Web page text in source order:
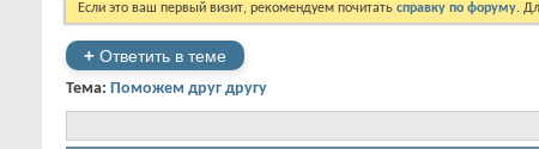
Если это ваш первый визит, рекомендуем почитать справку по форуму.
+ Ответить в теме
Тема: Поможем друг другу